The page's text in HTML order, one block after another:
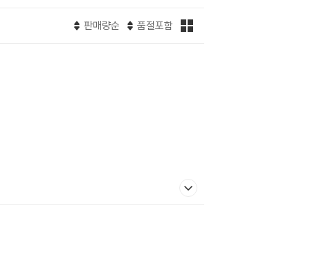
판매량순 품절포함